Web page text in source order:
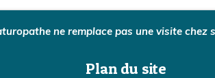
ne remplace pas une visite
Plan du site